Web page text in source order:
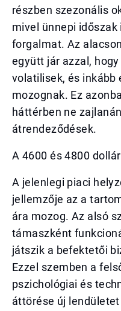
részben szezonális
mivel ünnepi
forgalmat. Az
együtt jár azzal,
volatilisek, és inkább
mozognak. Ez
háttérben ne
átrendeződések.
A 4600 és 4800
A jelenlegi piaci
jellemzője az a
ára mozog. Az alsó
támaszként
játszik a befektetői
Ezzel szemben a
pszichológiai és
áttörése új